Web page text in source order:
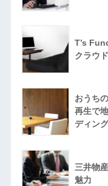
T’s
クラウ
おうち
再生で
ディング
三井物
魅力